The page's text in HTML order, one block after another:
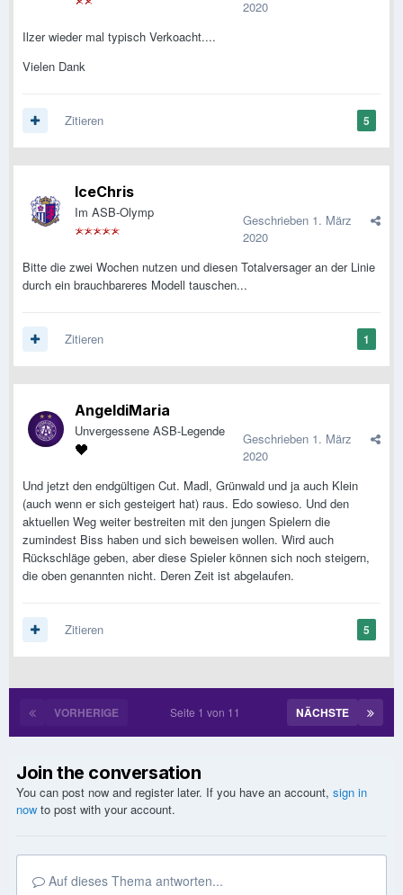
2020
Ilzer wieder mal typisch Verkoacht....
Vielen Dank
5
Zitieren
IceChris
Im ASB-Olymp Geschrieben 1. März
2020
Bitte die zwei Wochen nutzen und diesen Totalversager an der Linie
durch ein brauchbareres Modell tauschen...
1
Zitieren
AngeldiMaria
Unvergessene ASB-Legende Geschrieben 1. März
2020
Und jetzt den endgültigen Cut. Madl, Grünwald und ja auch Klein
(auch wenn er sich gesteigert hat) raus. Edo sowieso. Und den
aktuellen Weg weiter bestreiten mit den jungen Spielern die
zumindest Biss haben und sich beweisen wollen. Wird auch
Rückschläge geben, aber diese Spieler können sich noch steigern,
die oben genannten nicht. Deren Zeit ist abgelaufen.
5
Zitieren
VORHERIGE NÄCHSTE
Seite 1 von 11
Join the conversation
You can post now and register later. If you have an account, sign in
now to post with your account.
Auf dieses Thema antworten...